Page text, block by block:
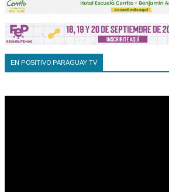
EN POSITIVO PARAGUAY TV